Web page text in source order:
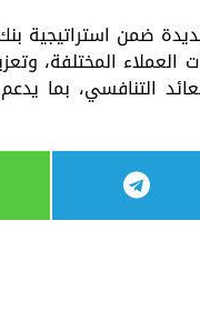
ضمن استراتيجية
العملاء المختلفة،
التنافسي، بما